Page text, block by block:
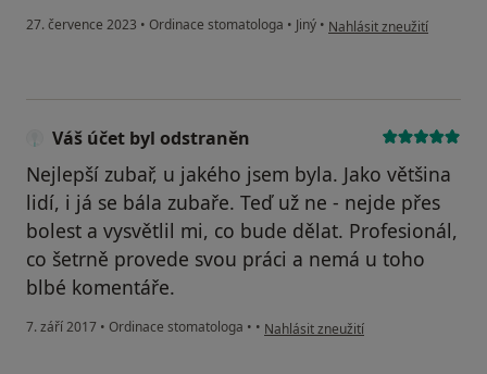
27. července 2023 • Ordinace stomatologa • Jiný • podle názoru uživatele
Nahlásit zneužití
Váš účet byl odstraněn
Nejlepší zubař, u jakého jsem byla. Jako většina
lidí, i já se bála zubaře. Teď už ne - nejde přes
bolest a vysvětlil mi, co bude dělat. Profesionál,
co šetrně provede svou práci a nemá u toho
blbé komentáře.
7. září 2017 • Ordinace stomatologa • • podle názoru uživatele Váš účet byl
Nahlásit zneužití